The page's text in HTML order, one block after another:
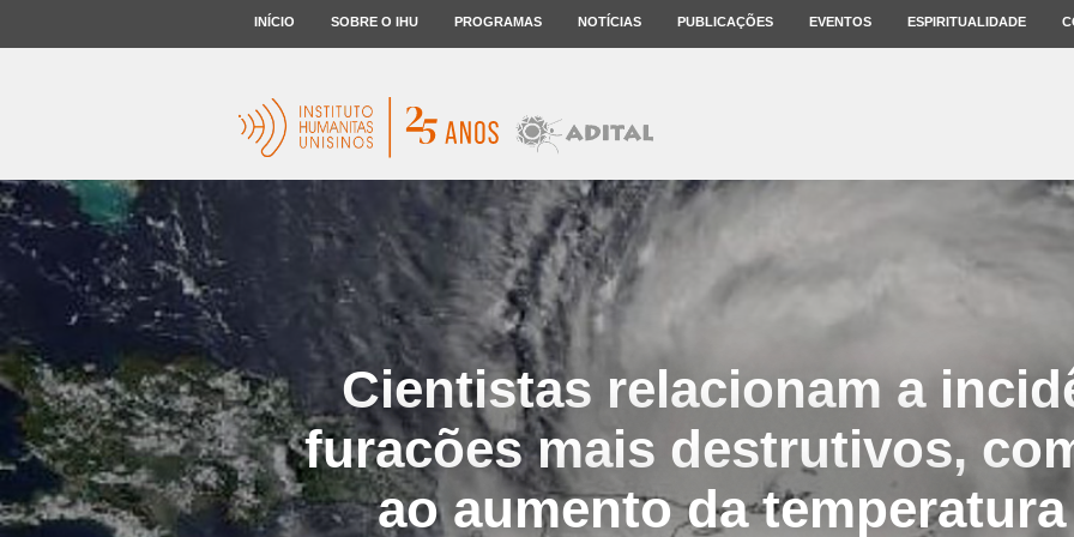
INÍCIO SOBRE O IHU PROGRAMAS NOTÍCIAS PUBLICAÇÕES EVENTOS ESPIRITUALIDADE
Cientistas relacionam a
furacões mais destrutivos,
ao aumento da